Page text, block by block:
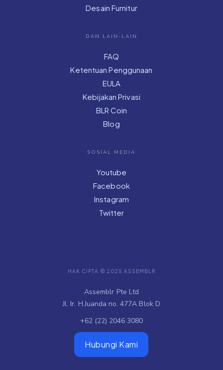
Desain Furnitur
DAN LAIN-LAIN
FAQ
Ketentuan Penggunaan
EULA
Kebijakan Privasi
BLR Coin
Blog
SOSIAL MEDIA
Youtube
Facebook
Instagram
Twitter
HAK CIPTA © 2025 ASSEMBLR
Assemblr Pte Ltd
Jl. Ir. H.Juanda no. 477A Blok D
+62 (22) 2046 3080
Hubungi Kami